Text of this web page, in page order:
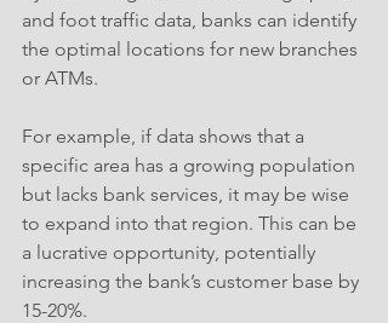
and foot traffic data, banks can identify
the optimal locations for new branches
or ATMs.
For example, if data shows that a
specific area has a growing population
but lacks bank services, it may be wise
to expand into that region. This can be
a lucrative opportunity, potentially
increasing the bank’s customer base by
15-20%.